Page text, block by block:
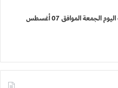
وفيات الكويت اليوم الجمعة الموافق 07 أغسطس